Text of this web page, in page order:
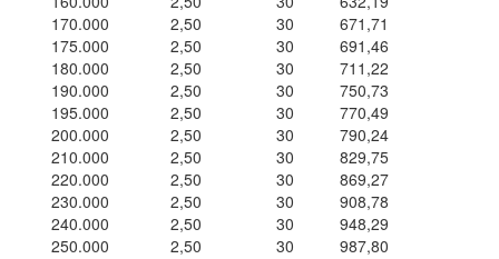
170.000
2,50 30
671,71
175.000
2,50 30
691,46
180.000
2,50 30
711,22
190.000
2,50 30
750,73
195.000
2,50 30
770,49
200.000
2,50 30
790,24
210.000
2,50 30
829,75
220.000
2,50 30
869,27
230.000
2,50 30
908,78
240.000
2,50 30
948,29
250.000
2,50 30 987,80